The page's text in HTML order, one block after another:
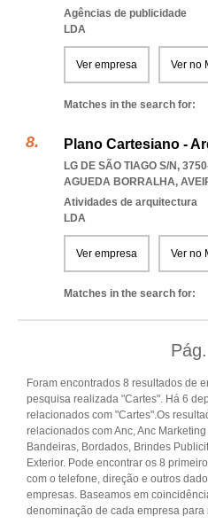
Agências de publicidade
LDA
Ver empresa Ver no
Matches in the search for:
Plano Cartesiano -
LG DE SÃO TIAGO S/N,
AGUEDA BORRALHA,
Atividades de arquitectura
LDA
Ver empresa Ver no
Matches in the search for:
Pág.
Foram encontrados 8 resultados de
pesquisa realizada "Cartes". Há 6
relacionados com "Cartes".Os
relacionados com Anc, Anc
Bandeiras, Bordados, Brindes
Exterior. Pode encontrar os 8
com o telefone, direção e outros
empresas. Baseamos em
denominação de cada empresa para